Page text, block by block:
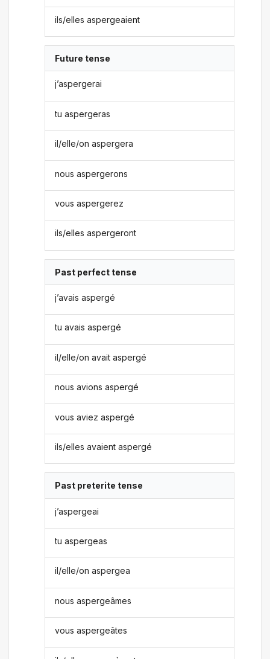
ils/elles aspergeaient
Future tense
j’aspergerai
tu aspergeras
il/elle/on aspergera
nous aspergerons
vous aspergerez
ils/elles aspergeront
Past perfect tense
j’avais aspergé
tu avais aspergé
il/elle/on avait aspergé
nous avions aspergé
vous aviez aspergé
ils/elles avaient aspergé
Past preterite tense
j’aspergeai
tu aspergeas
il/elle/on aspergea
nous aspergeâmes
vous aspergeâtes